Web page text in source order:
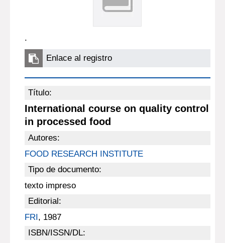
.
Enlace al registro
Título:
International course on quality control
in processed food
Autores:
FOOD RESEARCH INSTITUTE
Tipo de documento:
texto impreso
Editorial:
FRI, 1987
ISBN/ISSN/DL: